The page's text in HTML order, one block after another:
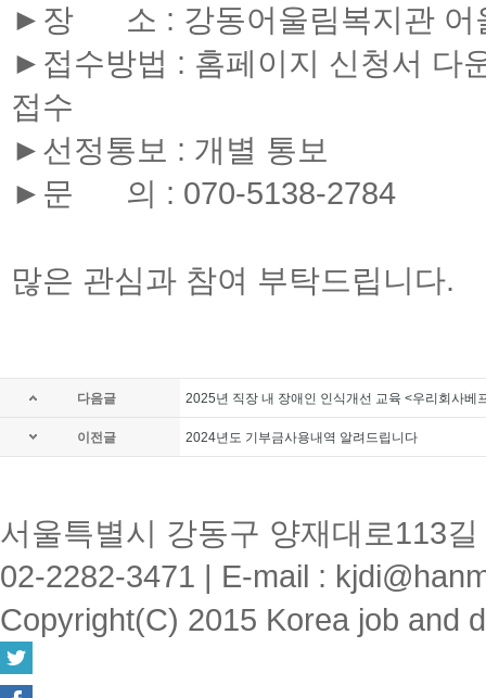
►장 소 : 강동어울림복지관 어
►접수방법 : 홈페이지 신청서 다
접수
►선정통보 : 개별 통보
►문 의 : 070-5138-2784
많은 관심과 참여 부탁드립니다.
다음글 2025년 직장 내 장애인 인식개선 교육 <우리회사베
이전글 2024년도 기부금사용내역 알려드립니다
서울특별시 강동구 양재대로113
02-2282-3471 | E-mail :
Copyright(C) 2015 Korea job and